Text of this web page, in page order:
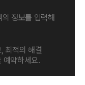
정보를 입력해
최적의 해결
예약하세요.